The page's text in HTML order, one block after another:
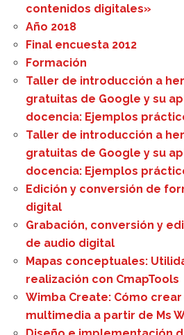
contenidos digitales»
Año 2018
Final encuesta 2012
Formación
Taller de introducción a
gratuitas de Google y su
docencia: Ejemplos
Taller de introducción a
gratuitas de Google y su
docencia: Ejemplos
Edición y conversión de
digital
Grabación, conversión y
de audio digital
Mapas conceptuales:
realización con CmapTools
Wimba Create: Cómo
multimedia a partir de Ms